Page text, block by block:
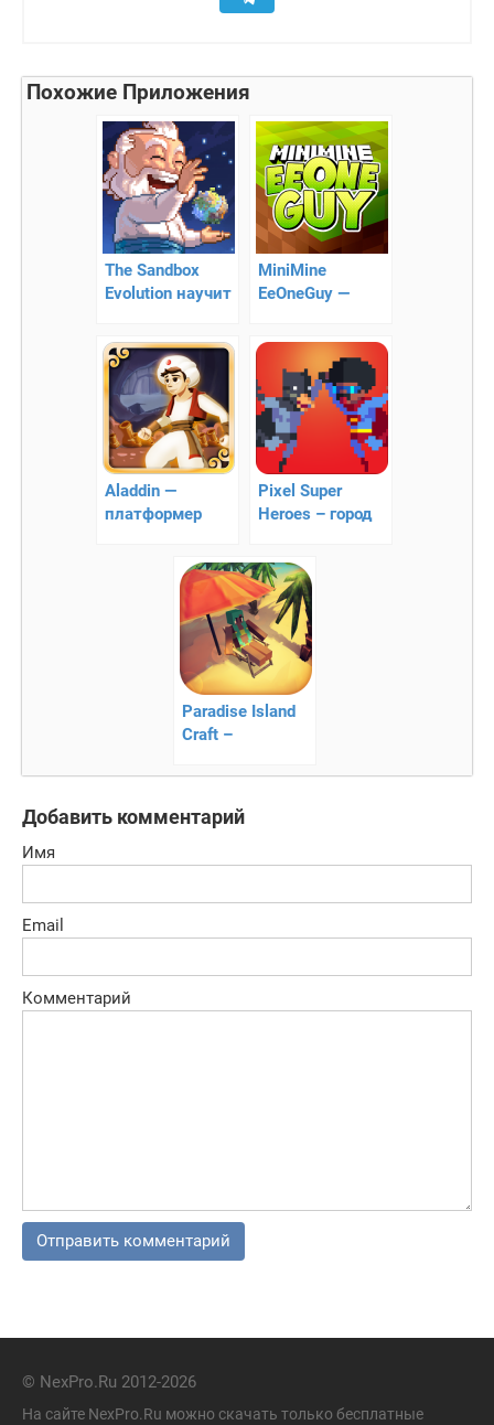
Похожие Приложения
The Sandbox
Evolution научит
пиксельные
миры
MiniMine
EeOneGuy —
ИванГаю
преодолеть все
препятствия!
Aladdin —
платформер
Pixel Super
Heroes – город
Paradise Island
Craft –
стройте,
Добавить комментарий
Имя
Email
Комментарий
© NexPro.Ru 2012-2026
На сайте NexPro.Ru можно скачать только бесплатные